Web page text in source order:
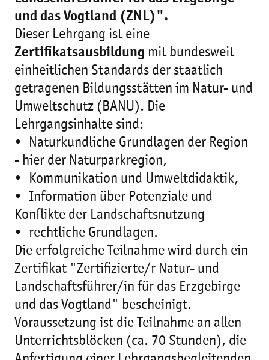
und das Vogtland (ZNL)".
Dieser Lehrgang ist eine
Zertifikatsausbildung mit bundesweit
einheitlichen Standards der staatlich
getragenen Bildungsstätten im Natur- und
Umweltschutz (BANU). Die
Lehrgangsinhalte sind:
• Naturkundliche Grundlagen der Region
- hier der Naturparkregion,
• Kommunikation und Umweltdidaktik,
• Information über Potenziale und
Konflikte der Landschaftsnutzung
• rechtliche Grundlagen.
Die erfolgreiche Teilnahme wird durch ein
Zertifikat "Zertifizierte/r Natur- und
Landschaftsführer/in für das Erzgebirge
und das Vogtland" bescheinigt.
Voraussetzung ist die Teilnahme an allen
Unterrichtsblöcken (ca. 70 Stunden), die